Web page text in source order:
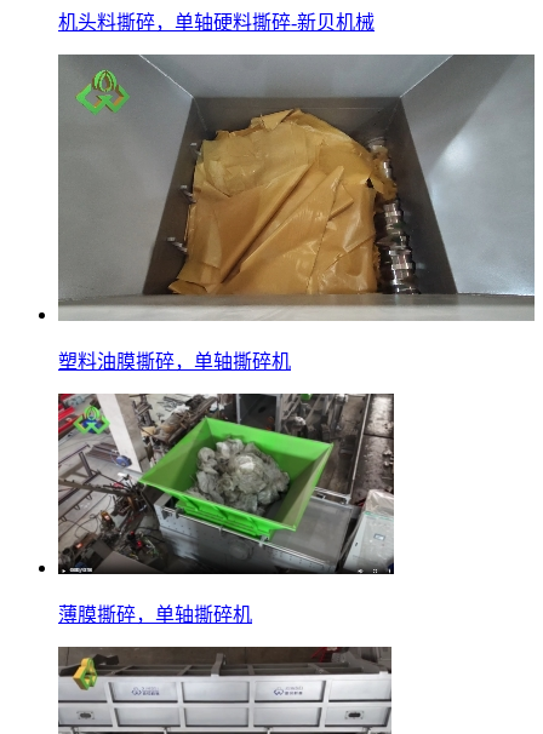
机头料撕碎，单轴硬料撕碎-新贝机械
塑料油膜撕碎，单轴撕碎机
薄膜撕碎，单轴撕碎机